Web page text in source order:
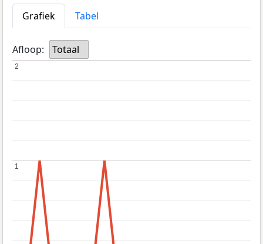
Grafiek
Tabel
Afloop: Totaal
1
1
2
2